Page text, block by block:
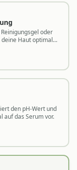
oder
Haut optimal
den pH-Wert und
auf das Serum vor.